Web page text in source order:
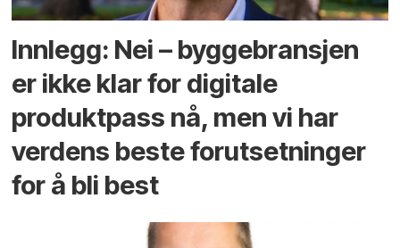
Innlegg: Nei – byggebransjen
er ikke klar for digitale
produktpass nå, men vi har
verdens beste forutsetninger
for å bli best